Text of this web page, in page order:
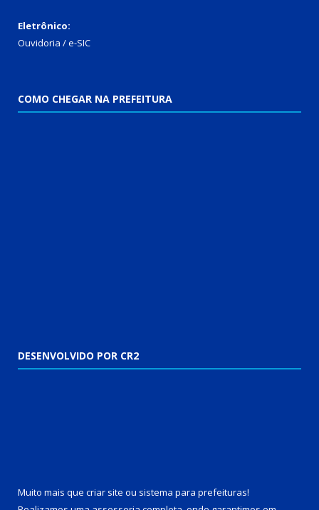
Eletrônico:
Ouvidoria /e-SIC
COMO CHEGAR NA PREFEITURA
DESENVOLVIDO POR CR2
Muito mais que criar site ou sistema para prefeituras!